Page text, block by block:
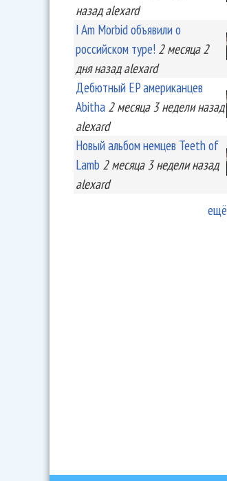
назад alexard
I Am Morbid объявили о
российском туре! 2 месяца 2
дняназад alexard
Дебютный EP американцев
Abitha 2 месяца 3 неделиназад
alexard
Новый альбом немцев Teeth of
Lamb 2 месяца 3 неделиназад
alexard
ещё